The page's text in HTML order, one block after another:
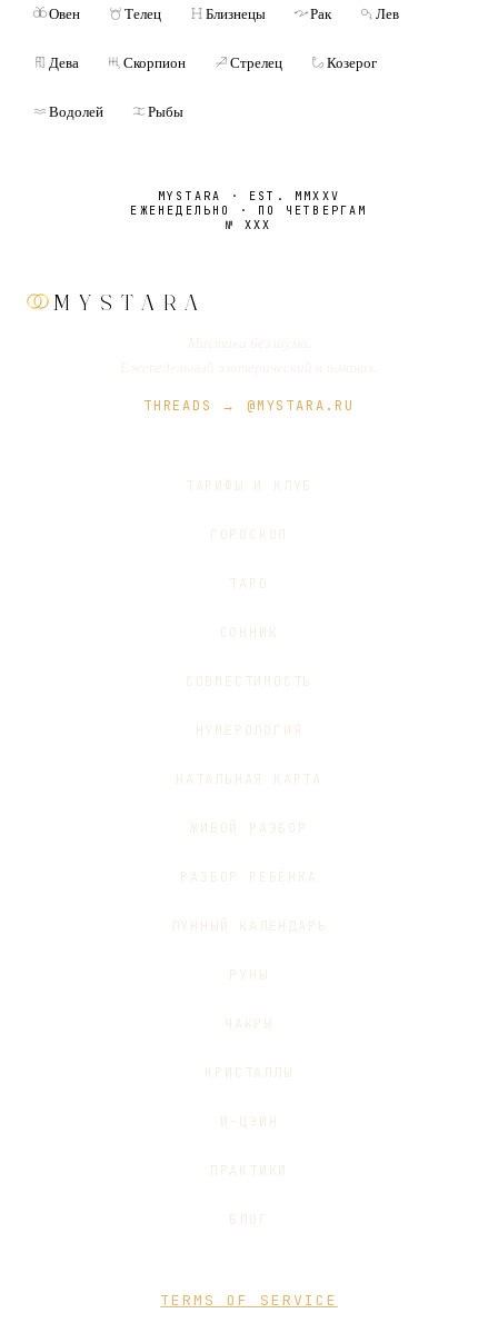
Овен Телец Близнецы Рак Лев
Дева Скорпион Стрелец Козерог
Водолей Рыбы
MYSTARA · EST. MMXXV
ЕЖЕНЕДЕЛЬНО · ПО ЧЕТВЕРГАМ
№ XXX
MYSTARA
THREADS → @MYSTARA.RU
ТАРИФЫ И КЛУБ
ГОРОСКОП
ТАРО
СОННИК
СОВМЕСТИМОСТЬ
НУМЕРОЛОГИЯ
НАТАЛЬНАЯ КАРТА
ЖИВОЙ РАЗБОР
РАЗБОР РЕБЁНКА
ЛУННЫЙ КАЛЕНДАРЬ
РУНЫ
ЧАКРЫ
КРИСТАЛЛЫ
И-ЦЗИН
ПРАКТИКИ
БЛОГ
TERMS OF SERVICE